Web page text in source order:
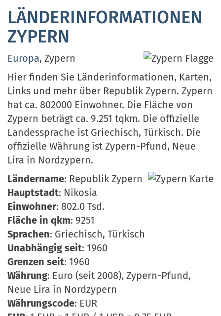
LÄNDERINFORMATIONEN
ZYPERN
Europa, Zypern
Hier finden Sie Länderinformationen, Karten,
Links und mehr über Republik Zypern. Zypern
hat ca. 802000 Einwohner. Die Fläche von
Zypern beträgt ca. 9.251 tqkm. Die offizielle
Landessprache ist Griechisch, Türkisch. Die
offizielle Währung ist Zypern-Pfund, Neue
Lira in Nordzypern.
Ländername: Republik Zypern
Hauptstadt: Nikosia
Einwohner: 802.0 Tsd.
Fläche in qkm: 9251
Sprachen: Griechisch, Türkisch
Unabhängig seit: 1960
Grenzen seit: 1960
Währung: Euro (seit 2008), Zypern-Pfund,
Neue Lira in Nordzypern
Währungscode: EUR